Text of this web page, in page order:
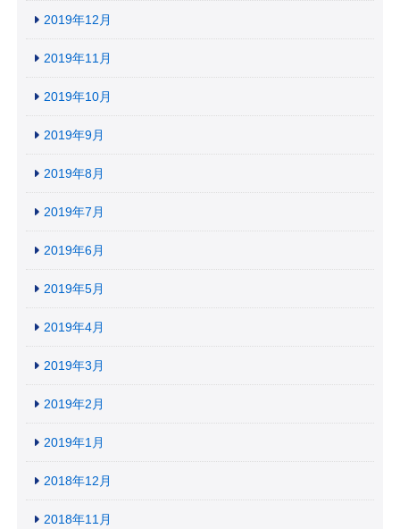
2019年12月
2019年11月
2019年10月
2019年9月
2019年8月
2019年7月
2019年6月
2019年5月
2019年4月
2019年3月
2019年2月
2019年1月
2018年12月
2018年11月